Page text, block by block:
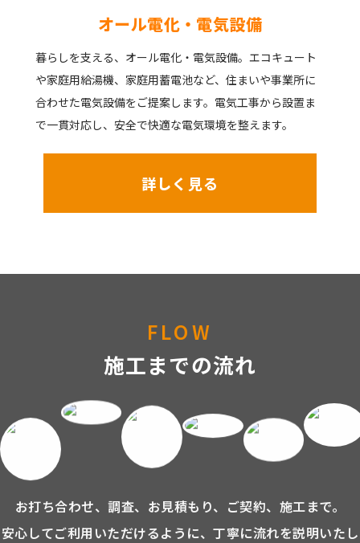
オール電化・電気設備
暮らしを支える、オール電化・電気設備。エコキュート
や家庭用給湯機、家庭用蓄電池など、住まいや事業所に
合わせた電気設備をご提案します。電気工事から設置ま
で一貫対応し、安全で快適な電気環境を整えます。
詳しく見る
FLOW
施工までの流れ
お打ち合わせ、調査、お見積もり、ご契約、施工まで。
安心してご利用いただけるように、丁寧に流れを説明いたし